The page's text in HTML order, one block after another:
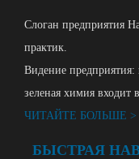
Слоган предприятия
практик.
Видение предприятия:
зеленая химия входит
ЧИТАЙТЕ БОЛЬШЕ >
БЫСТРАЯ